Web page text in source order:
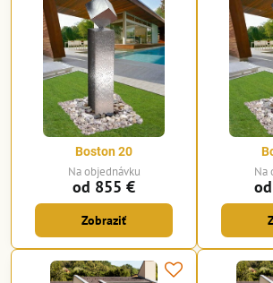
Boston 20
Na objednávku
od 855 €
Zobraziť
Na